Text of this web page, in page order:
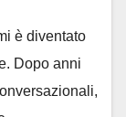
è diventato
Dopo anni